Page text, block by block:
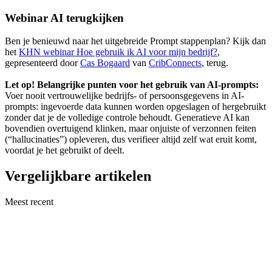
Webinar AI terugkijken
Ben je benieuwd naar het uitgebreide Prompt stappenplan? Kijk dan
het KHN webinar Hoe gebruik ik AI voor mijn bedrijf?,
gepresenteerd doorCas Bogaard van CribConnects, terug.
Let op! Belangrijke punten voor het gebruik van AI-prompts:
Voer nooit vertrouwelijke bedrijfs- of persoonsgegevens in AI-
prompts: ingevoerde data kunnen worden opgeslagen of hergebruikt
zonder dat je de volledige controle behoudt. Generatieve AI kan
bovendien overtuigend klinken, maar onjuiste of verzonnen feiten
(“hallucinaties”) opleveren, dus verifieer altijd zelf wat eruit komt,
voordat je het gebruikt of deelt.
Vergelijkbare artikelen
Meest recent